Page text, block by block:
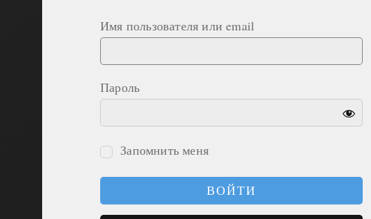
Войти
Имя пользователя или email
Пароль
Запомнить меня